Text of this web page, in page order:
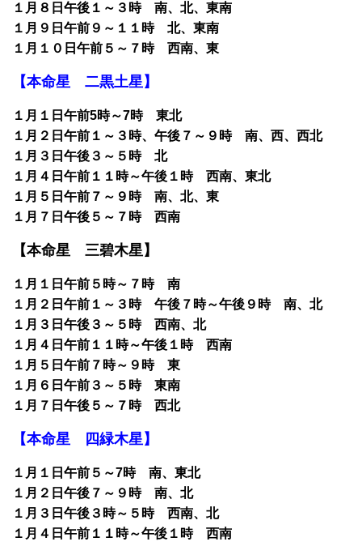
１月８日午後１～３時 南、北、東南
１月９日午前９～１１時 北、東南
１月１０日午前５～７時 西南、東
【本命星 二黒土星】
１月１日午前5時～7時 東北
１月２日午前１～３時、午後７～９時 南、西、西北
１月３日午後３～５時 北
１月４日午前１１時～午後１時 西南、東北
１月５日午前７～９時 南、北、東
１月７日午後５～７時 西南
【本命星 三碧木星】
１月１日午前５時～７時 南
１月２日午前１～３時 午後７時～午後９時 南、北
１月３日午後３～５時 西南、北
１月４日午前１１時～午後１時 西南
１月５日午前７時～９時 東
１月６日午前３～５時 東南
１月７日午後５～７時 西北
【本命星 四緑木星】
１月１日午前５～7時 南、東北
１月２日午後７～９時 南、北
１月３日午後３時～５時 西南、北
１月４日午前１１時～午後１時 西南